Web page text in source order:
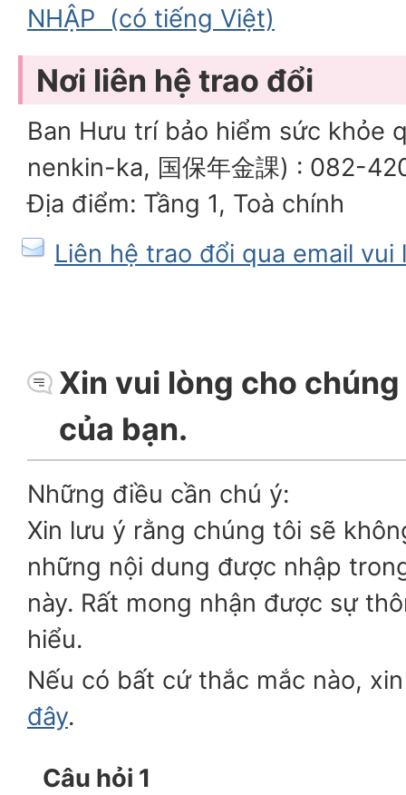
NHẬP (có tiếng Việt)
Nơi liên hệ trao đổi
Ban Hưu trí bảo hiểm sức khỏe
nenkin-ka, 国保年金課) : 082-
Địa điểm: Tầng 1, Toà chính
Liên hệ trao đổi qua email vui
Xin vui lòng cho
của bạn.
Những điều cần chú ý:
Xin lưu ý rằng chúng tôi sẽ
những nội dung được nhập
này. Rất mong nhận được sự
hiểu.
Nếu có bất cứ thắc mắc nào,
đây.
Câu hỏi 1